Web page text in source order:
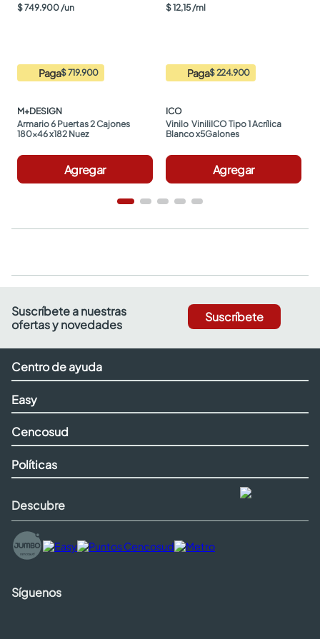
$749.900/un
Paga$ 719.900
M+DESIGN
Armario 6 Puertas 2 Cajones
180x46 x182 Nuez
Agregar
$12,15/ml
Paga$ 224.900
ICO
Vinilo  ViniliICO Tipo 1 Acrílica
Blanco x5Galones
Agregar
Suscríbete a nuestras
ofertas y novedades
Suscríbete
Centro de ayuda
Easy
Cencosud
Políticas
Descubre
Síguenos